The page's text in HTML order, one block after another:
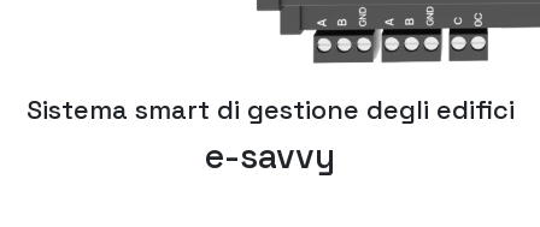
Sistema smart di gestione degli edifici
e-savvy